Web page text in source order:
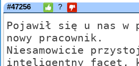
#47256 ?
Pojawił się u nas w
nowy pracownik.
Niesamowicie
inteligentny facet,